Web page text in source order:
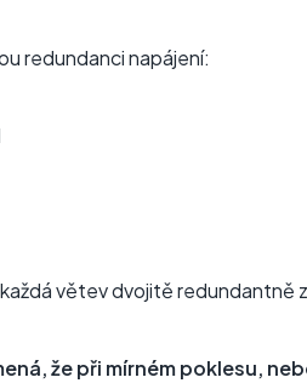
redundanci napájení:
větev dvojitě redundantně
že při mírném poklesu,